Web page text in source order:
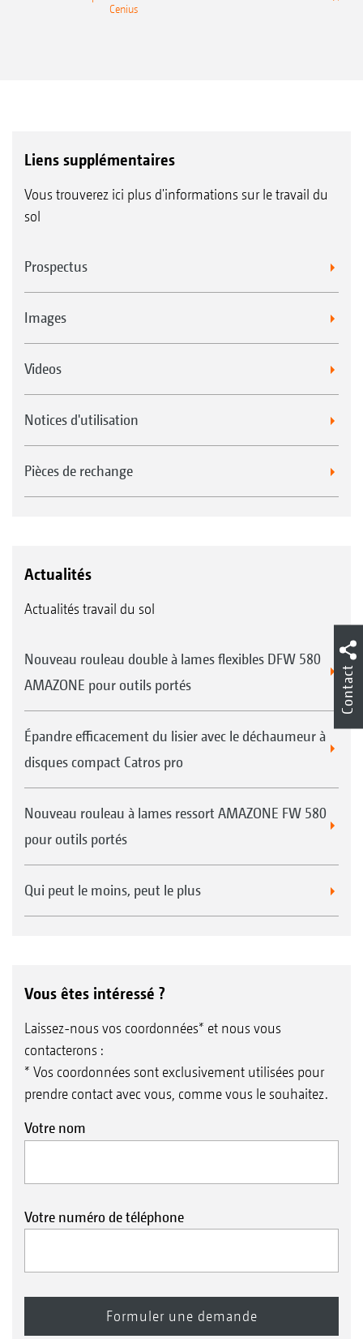
Cenius
Liens supplémentaires
Vous trouverez ici plus d'informations sur le travail du
sol
Prospectus
Images
Videos
Notices d'utilisation
Pièces de rechange
Actualités
Actualités travail du sol
Nouveau rouleau double à lames flexibles DFW 580
AMAZONE pour outils portés
Épandre efficacement du lisier avec le déchaumeur à
disques compact Catros pro
Nouveau rouleau à lames ressort AMAZONE FW 580
pour outils portés
Qui peut le moins, peut le plus
Vous êtes intéressé ?
Laissez-nous vos coordonnées* et nous vous
contacterons :
* Vos coordonnées sont exclusivement utilisées pour
prendre contact avec vous, comme vous le souhaitez.
Votre nom
Votre numéro de téléphone
Contact